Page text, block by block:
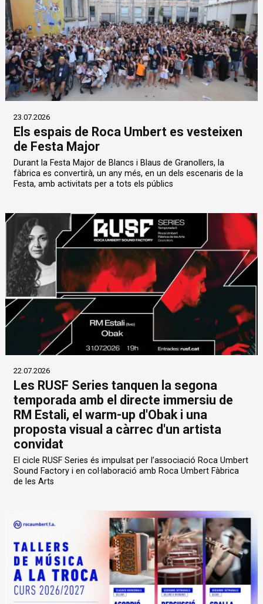
23.07.2026
Els espais de Roca Umbert es vesteixen
de Festa Major
Durant la Festa Major de Blancs i Blaus de Granollers, la
fàbrica es convertirà, un any més, en un dels escenaris de la
Festa, amb activitats per a tots els públics
22.07.2026
Les RUSF Series tanquen la segona
temporada amb el directe immersiu de
RM Estali, el warm-up d'Obak i una
proposta visual a càrrec d'un artista
convidat
El cicle RUSF Series és impulsat per l’associació Roca Umbert
Sound Factory i en col·laboració amb Roca Umbert Fàbrica
de les Arts